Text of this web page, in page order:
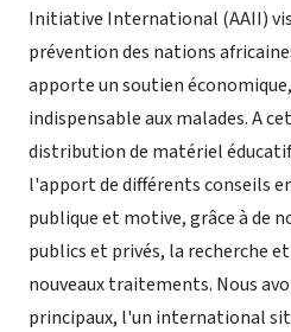
Initiative International (AAII)
prévention des nations
apporte un soutien
indispensable aux malades. A
distribution de matériel
l'apport de différents conseils
publique et motive, grâce à de
publics et privés, la recherche
nouveaux traitements. Nous
principaux, l'un international